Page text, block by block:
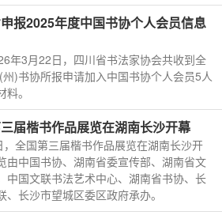
报2025年度中国书协个人会员信息
年3月22日，四川省书法家协会共收到全
)书协所报申请加入中国书协个人会员5人
。
届楷书作品展览在湖南长沙开幕
，全国第三届楷书作品展览在湖南长沙开
由中国书协、湖南省委宣传部、湖南省文
中国文联书法艺术中心、湖南省书协、长
、长沙市望城区委区政府承办。